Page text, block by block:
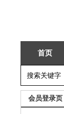
首页
会员登录页